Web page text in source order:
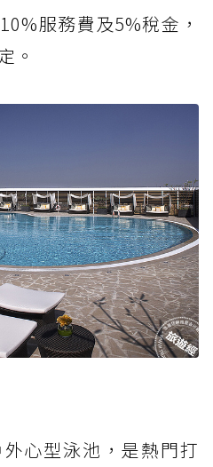
服務費及5%稅金，
。
心型泳池，是熱門打